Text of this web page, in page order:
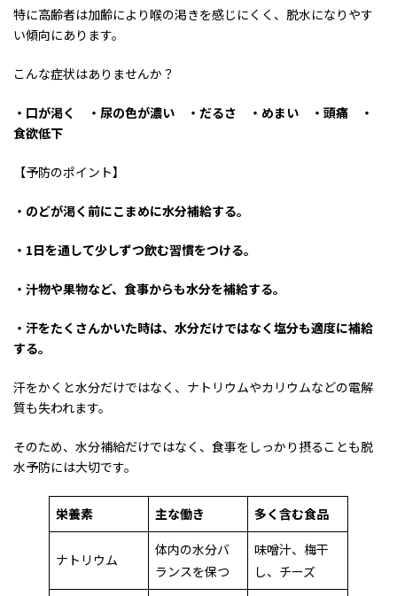
特に高齢者は加齢により喉の渇きを感じにくく、脱水になりやす
い傾向にあります。
こんな症状はありませんか？
・口が渇く ・尿の色が濃い ・だるさ ・めまい ・頭痛 ・
食欲低下
【予防のポイント】
・のどが渇く前にこまめに水分補給する。
・1日を通して少しずつ飲む習慣をつける。
・汁物や果物など、食事からも水分を補給する。
・汗をたくさんかいた時は、水分だけではなく塩分も適度に補給
する。
汗をかくと水分だけではなく、ナトリウムやカリウムなどの電解
質も失われます。
そのため、水分補給だけではなく、食事をしっかり摂ることも脱
水予防には大切です。
栄養素 主な働き 多く含む食品
ナトリウム
体内の水分バ
ランスを保つ
味噌汁、梅干
し、チーズ